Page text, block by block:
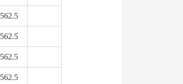
562.5
562.5
562.5
562.5